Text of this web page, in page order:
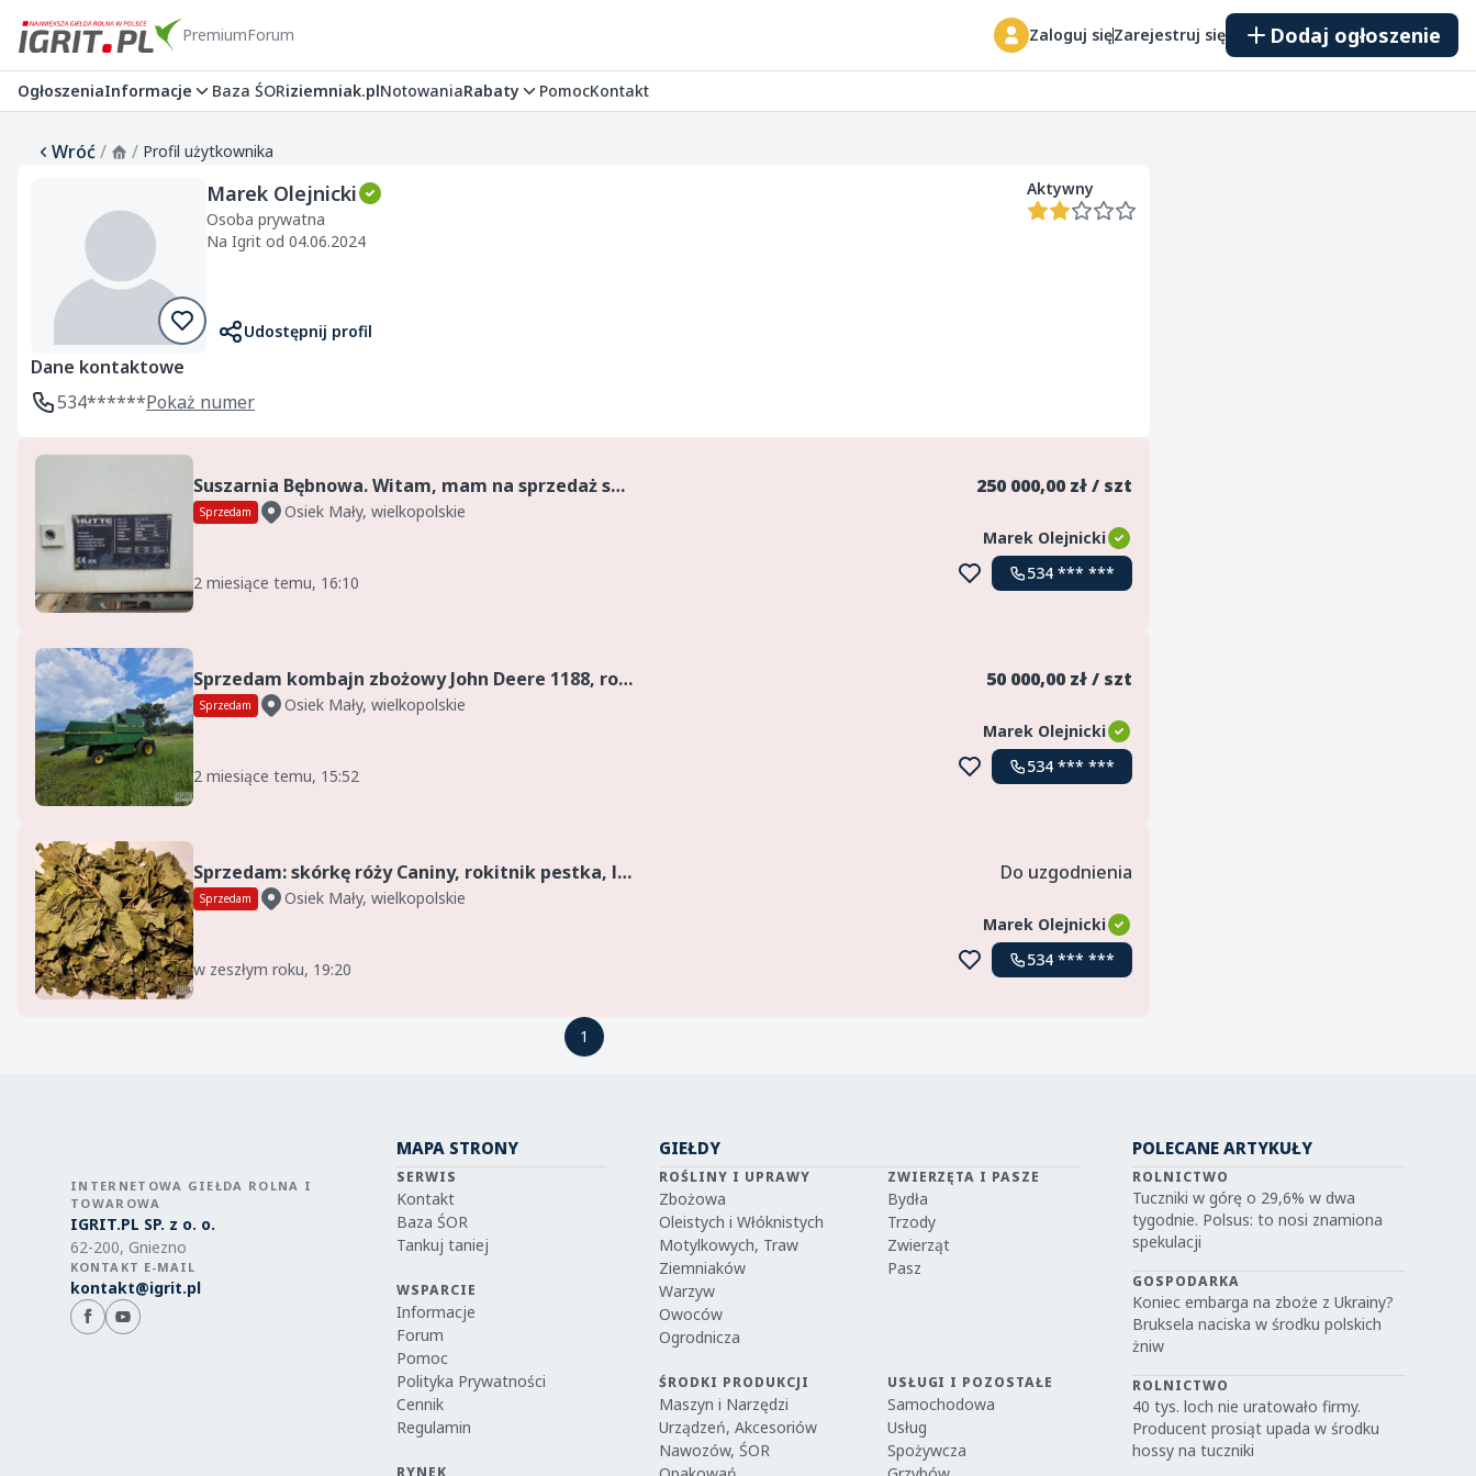
PremiumForum Zaloguj sięZarejestruj się Dodaj ogłoszenie
OgłoszeniaInformacje Baza ŚORiziemniak.plNotowaniaRabaty PomocKontakt
Wróć/ / Profil użytkownika
Marek Olejnicki
Osoba prywatna
Na Igrit od 04.06.2024
Udostępnij profil
Aktywny
Dane kontaktowe
534******Pokaż numer
Suszarnia Bębnowa. Witam, mam na sprzedaż suszarnię bębnową prod. niemieckiej HUTTE Rok produkcji 2010 rok, masa 29 ton. Wymiary : długość bębna 10,5 m całej suszarni 14,5 m, szerokość 3,8 m, wysok... 250 000,00 zł / szt
Sprzedam
Osiek Mały, wielkopolskie
Marek Olejnicki
2 miesiące temu, 16:10 534 *** ***
Sprzedam kombajn zbożowy John Deere 1188, rok produkcji 1993, heder 5,5 m szerokości, 4000 Mth. 50 000,00 zł / szt
Sprzedam
Osiek Mały, wielkopolskie
Marek Olejnicki
2 miesiące temu, 15:52 534 *** ***
Sprzedam: skórkę róży Caniny, rokitnik pestka, liść maliny BIO, liść porzeczki czarnej BIO, rumianek ziele paszowe, borówka czernica wytłok, malina wytłok, bez czarny wytłok, imbir susz frakcja TBC, n... Do uzgodnienia
Sprzedam
Osiek Mały, wielkopolskie
Marek Olejnicki
w zeszłym roku, 19:20 534 *** ***
11
INTERNETOWA GIEŁDA ROLNA I
TOWAROWA
IGRIT.PL SP. z o. o.
62-200, Gniezno
KONTAKT E-MAIL
kontakt@igrit.pl
MAPA STRONY
SERWIS
Kontakt
Baza ŚOR
Tankuj taniej
WSPARCIE
Informacje
Forum
Pomoc
Polityka Prywatności
Cennik
Regulamin
RYNEK
GIEŁDY
ROŚLINY I UPRAWY
Zbożowa
Oleistych i Włóknistych
Motylkowych, Traw
Ziemniaków
Warzyw
Owoców
Ogrodnicza
ZWIERZĘTA I PASZE
Bydła
Trzody
Zwierząt
Pasz
ŚRODKI PRODUKCJI
Maszyn i Narzędzi
Urządzeń, Akcesoriów
Nawozów, ŚOR
USŁUGI I POZOSTAŁE
Samochodowa
Usług
Spożywcza
POLECANE ARTYKUŁY
ROLNICTWO
Tuczniki w górę o 29,6% w dwa
tygodnie. Polsus: to nosi znamiona
spekulacji
GOSPODARKA
Koniec embarga na zboże z Ukrainy?
Bruksela naciska w środku polskich
żniw
ROLNICTWO
40 tys. loch nie uratowało firmy.
Producent prosiąt upada w środku
hossy na tuczniki